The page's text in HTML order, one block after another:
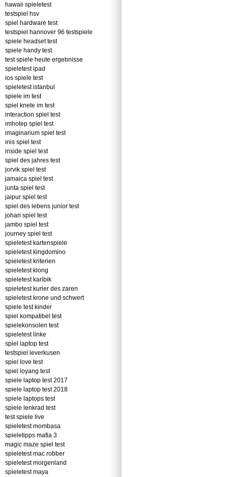
hawaii spieletest
testspiel hsv
spiel hardware test
testspiel hannover 96 testspiele
spiele headset test
spiele handy test
test spiele heute ergebnisse
spieletest ipad
ios spiele test
spieletest istanbul
spiele im test
spiel knete im test
interaction spiel test
imhotep spiel test
imaginarium spiel test
inis spiel test
inside spiel test
spiel des jahres test
jorvik spiel test
jamaica spiel test
junta spiel test
jaipur spiel test
spiel des lebens junior test
johari spiel test
jambo spiel test
journey spiel test
spieletest kartenspiele
spieletest kingdomino
spieletest kriterien
spieletest klong
spieletest karibik
spieletest kurier des zaren
spieletest krone und schwert
spiele test kinder
spiel kompatibel test
spielekonsolen test
spieletest linke
spiel laptop test
testspiel leverkusen
spiel love test
spiel loyang test
spiele laptop test 2017
spiele laptop test 2018
spiele laptops test
spiele lenkrad test
test spiele live
spieletest mombasa
spieletipps mafia 3
magic maze spiel test
spieletest mac robber
spieletest morgenland
spieletest maya